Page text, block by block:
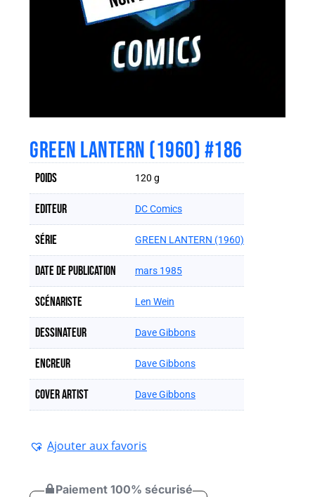
GREEN LANTERN (1960) #186
Poids 120 g
Editeur DC Comics
Série GREEN LANTERN (1960)
Date de publication mars 1985
Scénariste Len Wein
Dessinateur Dave Gibbons
Encreur Dave Gibbons
Cover artist Dave Gibbons
Ajouter aux favoris
Paiement 100% sécurisé